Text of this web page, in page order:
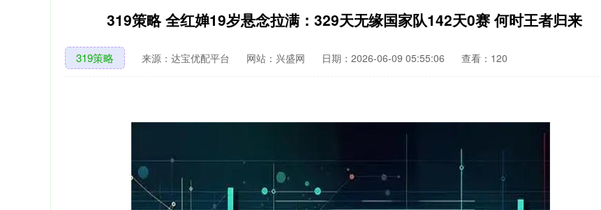
319策略 全红婵19岁悬念拉满：329天无缘国家队142天0赛 何时王者归来
319策略 来源：达宝优配平台 网站：兴盛网 日期：2026-06-09 05:55:06 查看：120